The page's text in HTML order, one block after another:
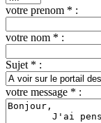
votre prenom * :
votre nom * :
Sujet * :
votre message * :